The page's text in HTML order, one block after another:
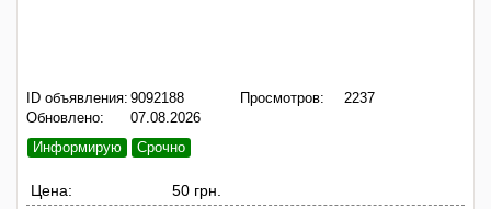
ID объявления: 9092188
Обновлено:
07.08.2026
Просмотров: 2237
Информирую Срочно
Цена:
50 грн.